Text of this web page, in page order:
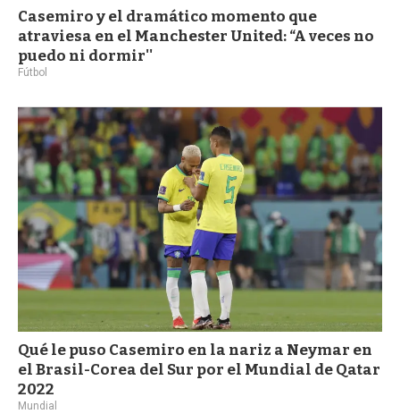
Casemiro y el dramático momento que
atraviesa en el Manchester United: “A veces no
puedo ni dormir''
Fútbol
Qué le puso Casemiro en la nariz a Neymar en
el Brasil-Corea del Sur por el Mundial de Qatar
2022
Mundial